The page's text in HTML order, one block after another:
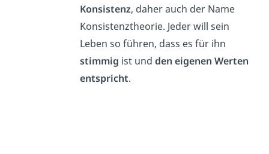
Konsistenz, daher auch der Name
Konsistenztheorie. Jeder will sein
Leben so führen, dass es für ihn
stimmig ist undden eigenen Werten
entspricht.